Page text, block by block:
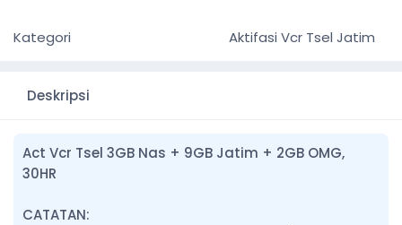
Kategori Aktifasi Vcr Tsel Jatim
Deskripsi
Act Vcr Tsel 3GB Nas + 9GB Jatim + 2GB OMG,
30HR
CATATAN: